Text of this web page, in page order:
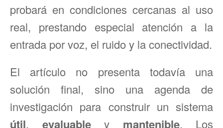
probará en condiciones cercanas al uso
real, prestando especial atención a la
entrada por voz, el ruido y la conectividad.
El artículo no presenta todavía una
solución final, sino una agenda de
investigación para construir un sistema
útil, evaluabley mantenible. Los